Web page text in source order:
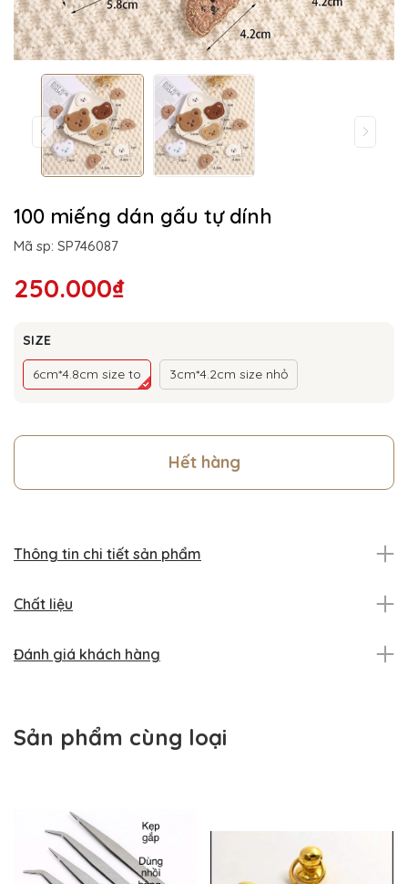
100 miếng dán gấu tự dính
Mã sp: SP746087
250.000₫
SIZE
6cm*4.8cm size to 3cm*4.2cm size nhỏ
Hết hàng
Thông tin chi tiết sản phẩm
Chất liệu
Đánh giá khách hàng
Sản phẩm cùng loại